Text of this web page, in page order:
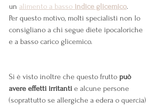
un alimento a basso indice glicemico.
Per questo motivo, molti specialisti non lo
consigliano a chi segue diete ipocaloriche
e a basso carico glicemico.
Si è visto inoltre che questo frutto può
avere effetti irritanti e alcune persone
(soprattutto se allergiche a edera o quercia)